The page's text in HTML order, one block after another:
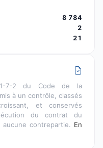
8 784
2
21
7-2 du Code de la
à un contrôle, classés
et conservés
du contrat du
contrepartie. En